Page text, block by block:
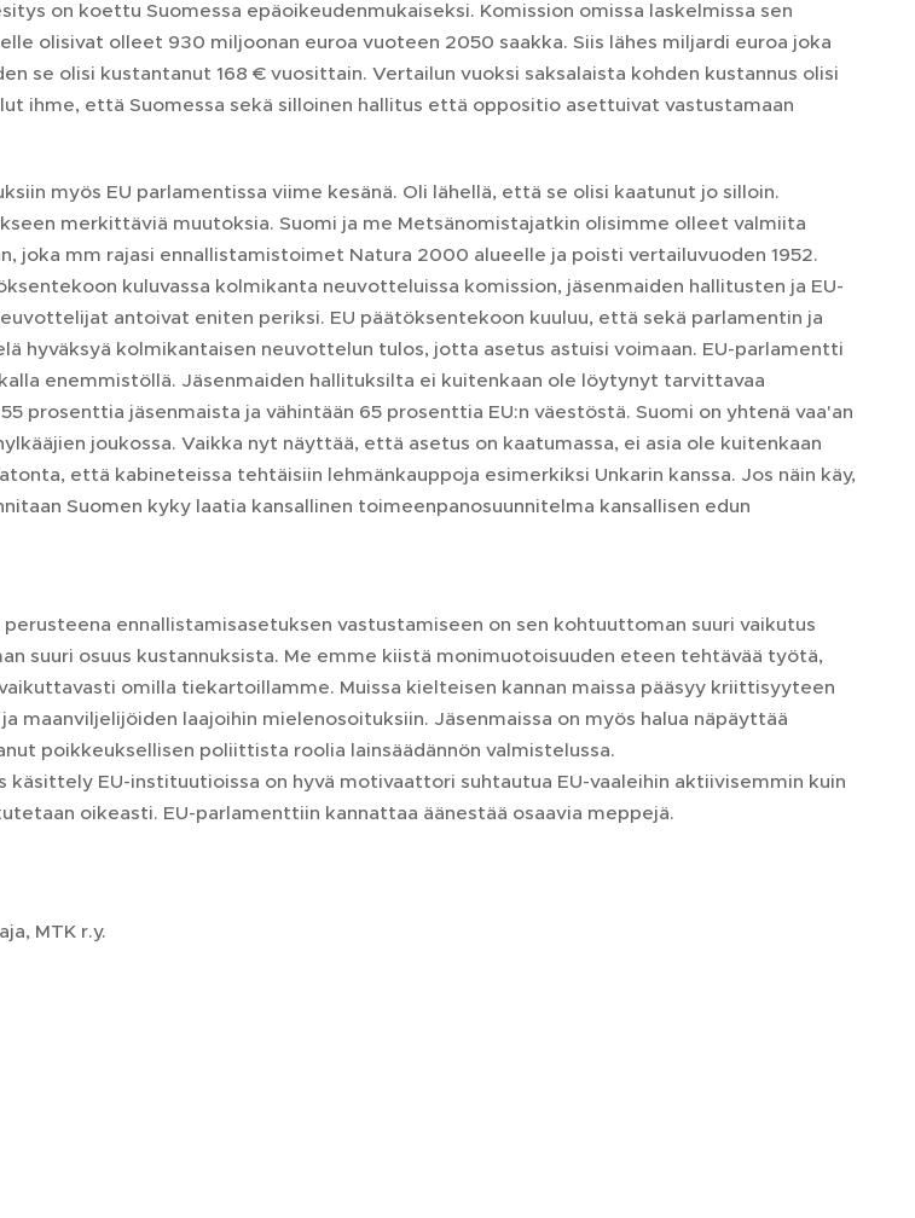
on koettu Suomessa epäoikeudenmukaiseksi. Komission omissa laskelmissa sen
olisivat olleet 930 miljoonan euroa vuoteen 2050 saakka. Siis lähes miljardi euroa joka
se olisi kustantanut 168 € vuosittain. Vertailun vuoksi saksalaista kohden kustannus olisi
ihme, että Suomessa sekä silloinen hallitus että oppositio asettuivat vastustamaan
myös EU parlamentissa viime kesänä. Oli lähellä, että se olisi kaatunut jo silloin.
merkittäviä muutoksia. Suomi ja me Metsänomistajatkin olisimme olleet valmiita
joka mm rajasi ennallistamistoimet Natura 2000 alueelle ja poisti vertailuvuoden 1952.
kuluvassa kolmikanta neuvotteluissa komission, jäsenmaiden hallitusten ja EU-
antoivat eniten periksi. EU päätöksentekoon kuuluu, että sekä parlamentin ja
hyväksyä kolmikantaisen neuvottelun tulos, jotta asetus astuisi voimaan. EU-parlamentti
enemmistöllä. Jäsenmaiden hallituksilta ei kuitenkaan ole löytynyt tarvittavaa
prosenttia jäsenmaista ja vähintään 65 prosenttia EU:n väestöstä. Suomi on yhtenä vaa'an
joukossa. Vaikka nyt näyttää, että asetus on kaatumassa, ei asia ole kuitenkaan
että kabineteissa tehtäisiin lehmänkauppoja esimerkiksi Unkarin kanssa. Jos näin käy,
Suomen kyky laatia kansallinen toimeenpanosuunnitelma kansallisen edun
ennallistamisasetuksen vastustamiseen on sen kohtuuttoman suuri vaikutus
suuri osuus kustannuksista. Me emme kiistä monimuotoisuuden eteen tehtävää työtä,
omilla tiekartoillamme. Muissa kielteisen kannan maissa pääsyy kriittisyyteen
maanviljelijöiden laajoihin mielenosoituksiin. Jäsenmaissa on myös halua näpäyttää
poikkeuksellisen poliittista roolia lainsäädännön valmistelussa.
käsittely EU-instituutioissa on hyvä motivaattori suhtautua EU-vaaleihin aktiivisemmin kuin
oikeasti. EU-parlamenttiin kannattaa äänestää osaavia meppejä.
MTK r.y.